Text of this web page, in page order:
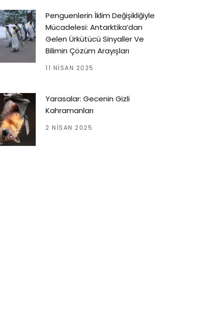
Penguenlerin İklim Değişikliğiyle
Mücadelesi: Antarktika’dan
Gelen Ürkütücü Sinyaller Ve
Bilimin Çözüm Arayışları
11 NISAN 2025
Yarasalar: Gecenin Gizli
Kahramanları
2 NISAN 2025